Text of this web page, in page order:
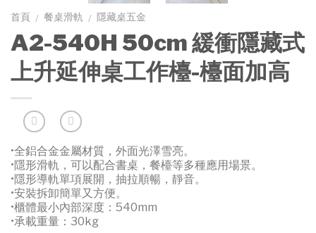
首頁 / 餐桌滑軌 / 隱藏桌五金
A2-540H 50cm 緩衝隱藏式
上升延伸桌工作檯-檯面加高
•全鋁合金金屬材質，外面光澤雪亮。
•隱形滑軌，可以配合書桌，餐檯等多種應用場景。
•隱形導軌單項展開，抽拉順暢，靜音。
•安裝拆卸簡單又方便。
•櫃體最小內部深度：540mm
•承載重量：30kg